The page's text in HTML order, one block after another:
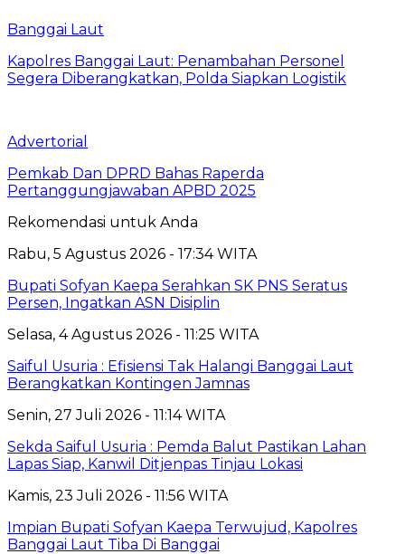
Banggai Laut
Kapolres Banggai Laut: Penambahan Personel
Segera Diberangkatkan, Polda Siapkan Logistik
Advertorial
Pemkab Dan DPRD Bahas Raperda
Pertanggungjawaban APBD 2025
Rekomendasi untuk Anda
Rabu, 5 Agustus 2026 - 17:34 WITA
Bupati Sofyan Kaepa Serahkan SK PNS Seratus
Persen, Ingatkan ASN Disiplin
Selasa, 4 Agustus 2026 - 11:25 WITA
Saiful Usuria : Efisiensi Tak Halangi Banggai Laut
Berangkatkan Kontingen Jamnas
Senin, 27 Juli 2026 - 11:14 WITA
Sekda Saiful Usuria : Pemda Balut Pastikan Lahan
Lapas Siap, Kanwil Ditjenpas Tinjau Lokasi
Kamis, 23 Juli 2026 - 11:56 WITA
Impian Bupati Sofyan Kaepa Terwujud, Kapolres
Banggai Laut Tiba Di Banggai